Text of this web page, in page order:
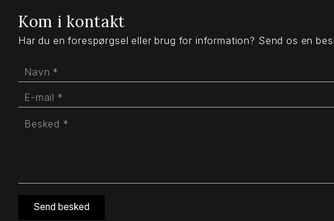
Kom i kontakt
Har du en forespørgsel eller brug for information? Send os en